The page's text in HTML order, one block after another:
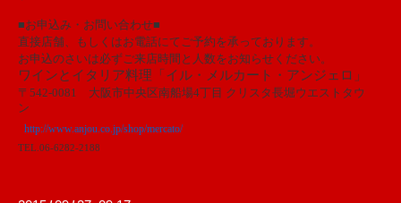
■お申込み・お問い合わせ■
直接店舗、もしくはお電話にてご予約を承っております。
お申込のさいは必ずご来店時間と人数をお知らせください。
ワインとイタリア料理「イル・メルカート・アンジェロ」
〒542-0081 大阪市中央区南船場4丁目 クリスタ長堀ウエストタウ
ン
http://www.anjou.co.jp/shop/mercato/
TEL.06-6282-2188